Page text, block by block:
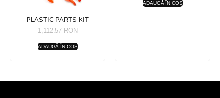
PLASTIC PARTS KIT
1,112.57 RON
ADAUGĂ ÎN COȘ
ADAUGĂ ÎN COȘ